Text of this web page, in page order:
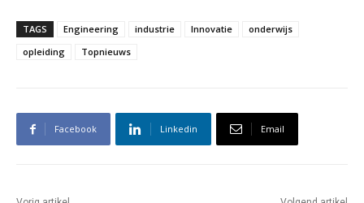
TAGS Engineering industrie Innovatie
onderwijs
opleiding
Topnieuws
Facebook Linkedin Email